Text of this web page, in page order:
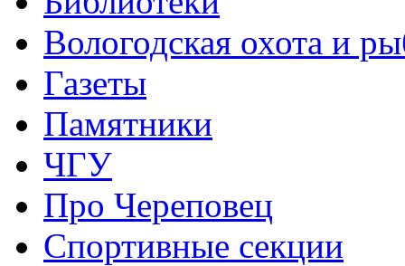
Вологодская охота и
Газеты
Памятники
ЧГУ
Про Череповец
Спортивные секции